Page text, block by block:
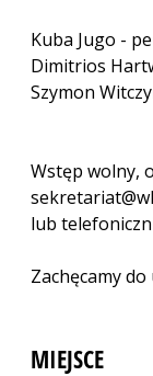
Kuba Jugo -
Dimitrios
Szymon
Wstęp wolny,
lub
Zachęcamy do
MIEJSCE